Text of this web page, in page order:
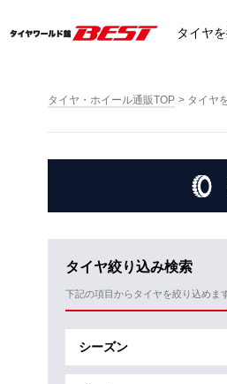
タイヤ
タイヤ・ホイール通販TOP タイヤ
タイヤ絞り込み検索
下記の項目からタイヤを絞り込めま
シーズン